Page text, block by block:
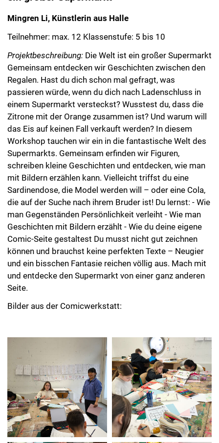
Mingren Li, Künstlerin aus Halle
Teilnehmer: max. 12 Klassenstufe: 5 bis 10
Projektbeschreibung: Die Welt ist ein großer Supermarkt
Gemeinsam entdecken wir Geschichten zwischen den
Regalen. Hast du dich schon mal gefragt, was
passieren würde, wenn du dich nach Ladenschluss in
einem Supermarkt versteckst? Wusstest du, dass die
Zitrone mit der Orange zusammen ist? Und warum will
das Eis auf keinen Fall verkauft werden? In diesem
Workshop tauchen wir ein in die fantastische Welt des
Supermarkts. Gemeinsam erfinden wir Figuren,
schreiben kleine Geschichten und entdecken, wie man
mit Bildern erzählen kann. Vielleicht triffst du eine
Sardinendose, die Model werden will – oder eine Cola,
die auf der Suche nach ihrem Bruder ist! Du lernst: - Wie
man Gegenständen Persönlichkeit verleiht - Wie man
Geschichten mit Bildern erzählt - Wie du deine eigene
Comic-Seite gestaltest Du musst nicht gut zeichnen
können und brauchst keine perfekten Texte – Neugier
und ein bisschen Fantasie reichen völlig aus. Mach mit
und entdecke den Supermarkt von einer ganz anderen
Seite.
Bilder aus der Comicwerkstatt: